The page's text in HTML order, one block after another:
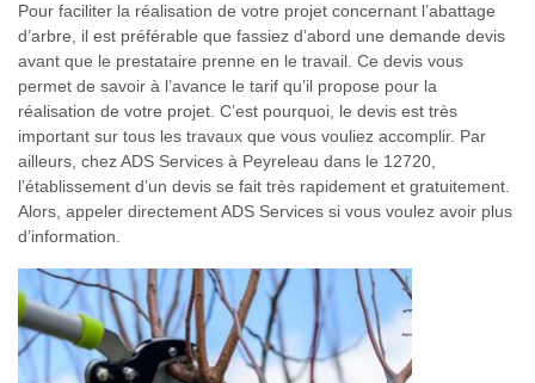
Pour faciliter la réalisation de votre projet concernant l’abattage
d’arbre, il est préférable que fassiez d’abord une demande devis
avant que le prestataire prenne en le travail. Ce devis vous
permet de savoir à l’avance le tarif qu’il propose pour la
réalisation de votre projet. C’est pourquoi, le devis est très
important sur tous les travaux que vous vouliez accomplir. Par
ailleurs, chez ADS Services à Peyreleau dans le 12720,
l’établissement d’un devis se fait très rapidement et gratuitement.
Alors, appeler directement ADS Services si vous voulez avoir plus
d’information.